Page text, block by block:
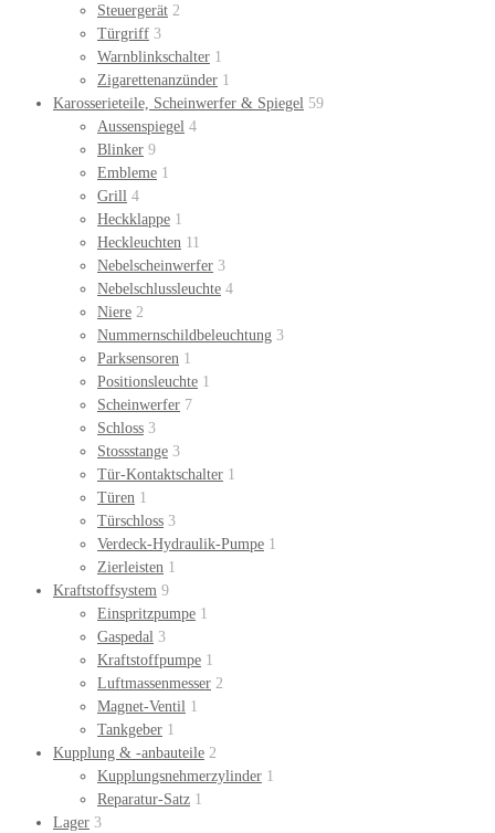
Steuergerät 2
Türgriff 3
Warnblinkschalter 1
Zigarettenanzünder 1
Karosserieteile, Scheinwerfer & Spiegel 59
Aussenspiegel 4
Blinker 9
Embleme 1
Grill 4
Heckklappe 1
Heckleuchten 11
Nebelscheinwerfer 3
Nebelschlussleuchte 4
Niere 2
Nummernschildbeleuchtung 3
Parksensoren 1
Positionsleuchte 1
Scheinwerfer 7
Schloss 3
Stossstange 3
Tür-Kontaktschalter 1
Türen 1
Türschloss 3
Verdeck-Hydraulik-Pumpe 1
Zierleisten 1
Kraftstoffsystem 9
Einspritzpumpe 1
Gaspedal 3
Kraftstoffpumpe 1
Luftmassenmesser 2
Magnet-Ventil 1
Tankgeber 1
Kupplung & -anbauteile 2
Kupplungsnehmerzylinder 1
Reparatur-Satz 1
Lager 3